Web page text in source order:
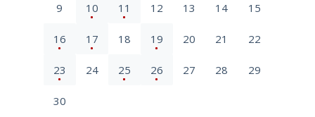
9 10 11 12 13 14 15
16 17 18 19 20 21 22
23 24 25 26 27 28 29
30